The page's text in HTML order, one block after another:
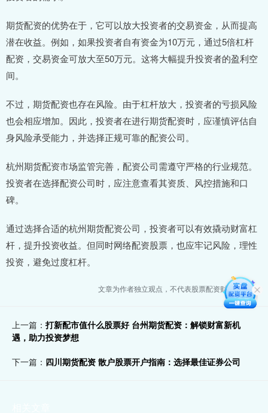
期货配资的优势在于，它可以放大投资者的交易资金，从而提高
潜在收益。例如，如果投资者自有资金为10万元，通过5倍杠杆
配资，交易资金可放大至50万元。这将大幅提升投资者的盈利空
间。
不过，期货配资也存在风险。由于杠杆放大，投资者的亏损风险
也会相应增加。因此，投资者在进行期货配资时，应谨慎评估自
身风险承受能力，并选择正规可靠的配资公司。
杭州期货配资市场监管完善，配资公司需遵守严格的行业规范。
投资者在选择配资公司时，应注意查看其资质、风控措施和口
碑。
通过选择合适的杭州期货配资公司，投资者可以有效撬动财富杠
杆，提升投资收益。但同时网络配资股票，也应牢记风险，理性
投资，避免过度杠杆。
文章为作者独立观点，不代表股票配资财经网观点
上一篇： 打新配市值什么股票好 台州期货配资：解锁财富新机
遇，助力投资梦想
下一篇： 四川期货配资 散户股票开户指南：选择最佳证券公司